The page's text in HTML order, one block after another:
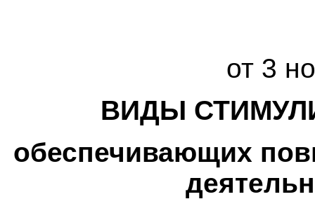
от 3
ВИДЫ
обеспечивающих